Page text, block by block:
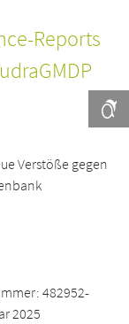
Reports
Verstöße gegen
482952-
2025